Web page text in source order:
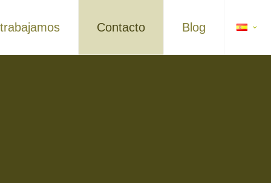
Contacto Blog